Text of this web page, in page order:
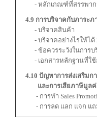
- หลักเกณฑ์ที่สรรพาก
4.9 การบริจาคกับภาระ
- บริจาคสินค้า
- บริจาคอย่างไรให้ได้ 2
- ข้อควรระวังในการบ
- เอกสารหลักฐานที่ใช้
4.10 ปัญหาการส่งเสริมก
และการเสียภาษีมูลค่า
- การทำ Sales
- การลด แลก แจก แถ